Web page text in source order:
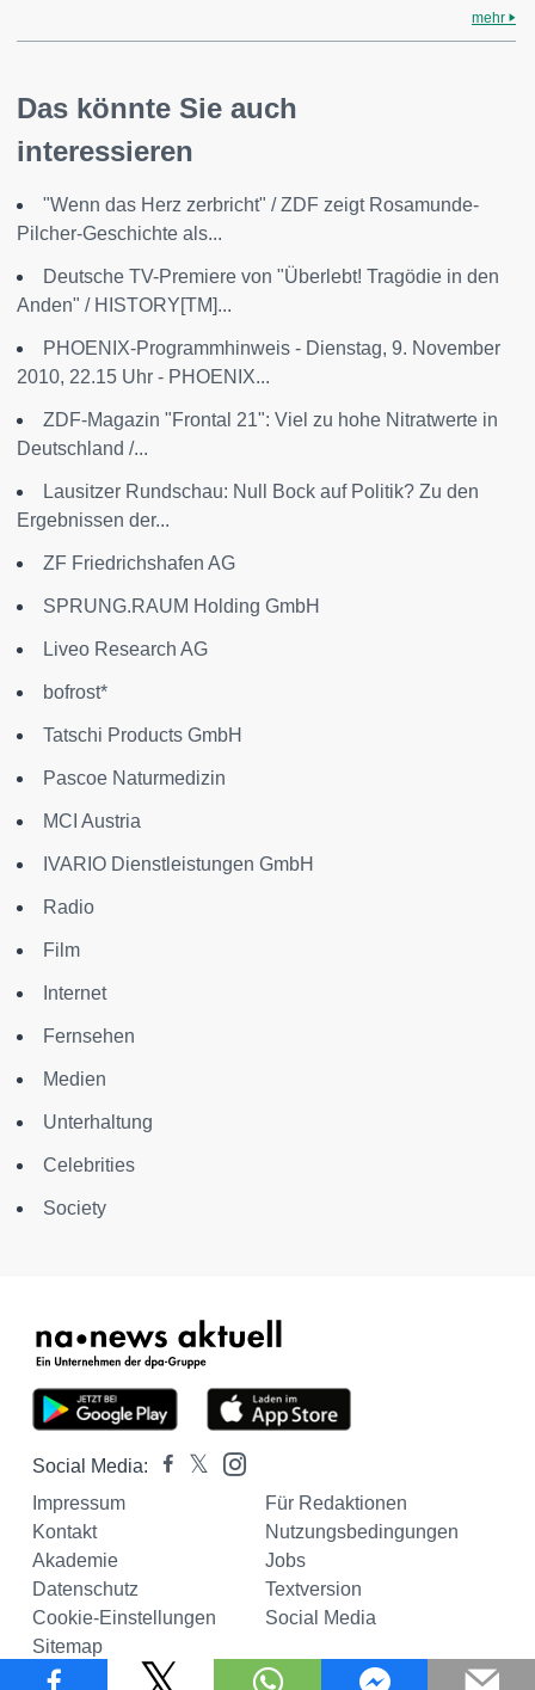
mehr
Das könnte Sie auch
interessieren
"Wenn das Herz zerbricht" / ZDF zeigt Rosamunde-
Pilcher-Geschichte als...
Deutsche TV-Premiere von "Überlebt! Tragödie in den
Anden" / HISTORY[TM]...
PHOENIX-Programmhinweis - Dienstag, 9. November
2010, 22.15 Uhr - PHOENIX...
ZDF-Magazin "Frontal 21": Viel zu hohe Nitratwerte in
Deutschland /...
Lausitzer Rundschau: Null Bock auf Politik? Zu den
Ergebnissen der...
ZF Friedrichshafen AG
SPRUNG.RAUM Holding GmbH
Liveo Research AG
bofrost*
Tatschi Products GmbH
Pascoe Naturmedizin
MCI Austria
IVARIO Dienstleistungen GmbH
Radio
Film
Internet
Fernsehen
Medien
Unterhaltung
Celebrities
Society
Social Media:
Impressum
Für Redaktionen
Kontakt
Nutzungsbedingungen
Akademie
Jobs
Datenschutz
Textversion
Cookie-Einstellungen
Social Media
Sitemap